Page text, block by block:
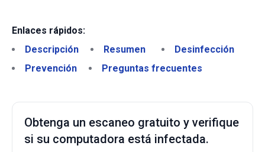
Enlaces rápidos:
Descripción
Resumen
Desinfección
Prevención
Preguntas frecuentes
Obtenga un escaneo gratuito y verifique
si su computadora está infectada.